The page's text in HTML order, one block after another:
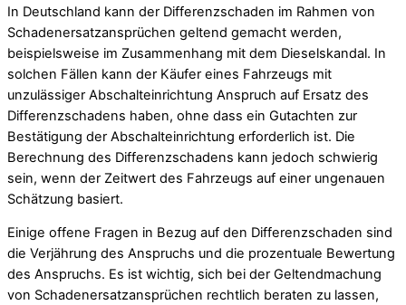
In Deutschland kann der Differenzschaden im Rahmen von
Schadenersatzansprüchen geltend gemacht werden,
beispielsweise im Zusammenhang mit dem Dieselskandal. In
solchen Fällen kann der Käufer eines Fahrzeugs mit
unzulässiger Abschalteinrichtung Anspruch auf Ersatz des
Differenzschadens haben, ohne dass ein Gutachten zur
Bestätigung der Abschalteinrichtung erforderlich ist. Die
Berechnung des Differenzschadens kann jedoch schwierig
sein, wenn der Zeitwert des Fahrzeugs auf einer ungenauen
Schätzung basiert.
Einige offene Fragen in Bezug auf den Differenzschaden sind
die Verjährung des Anspruchs und die prozentuale Bewertung
des Anspruchs. Es ist wichtig, sich bei der Geltendmachung
von Schadenersatzansprüchen rechtlich beraten zu lassen,